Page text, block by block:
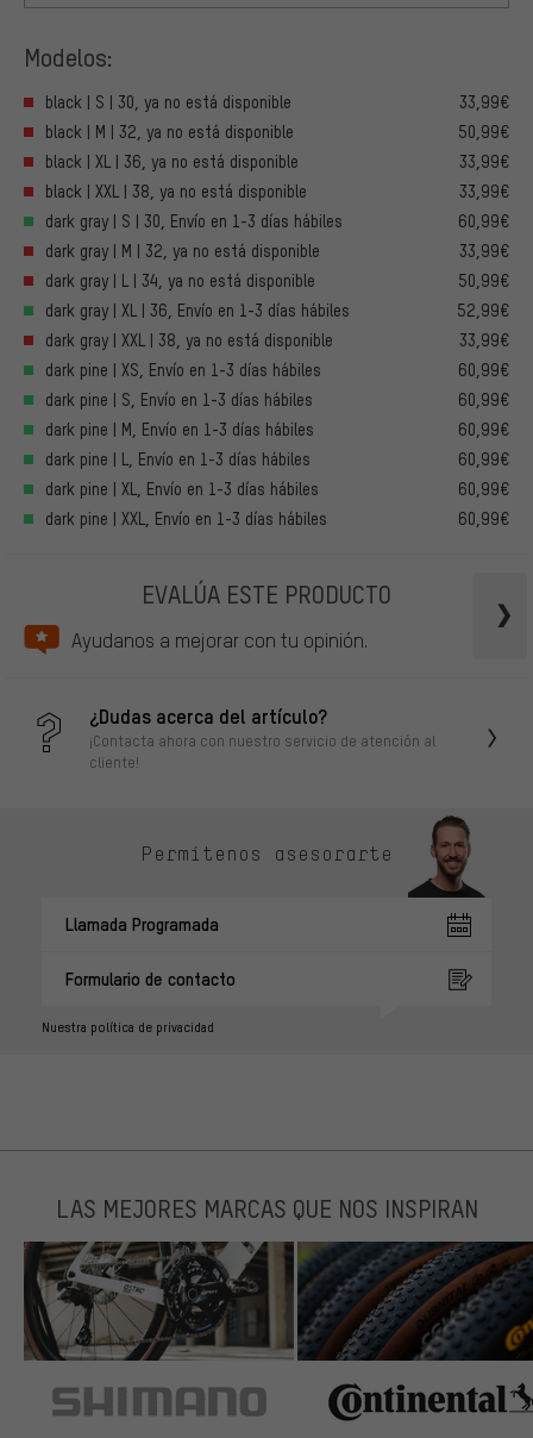
Modelos:
black | S | 30, ya no está disponible
33,99€
black | M | 32, ya no está disponible
50,99€
black | XL | 36, ya no está disponible
33,99€
black | XXL | 38, ya no está disponible
33,99€
dark gray | S | 30, Envío en 1-3 días hábiles
60,99€
dark gray | M | 32, ya no está disponible
33,99€
dark gray | L | 34, ya no está disponible
50,99€
dark gray | XL | 36, Envío en 1-3 días hábiles
52,99€
dark gray | XXL | 38, ya no está disponible
33,99€
dark pine | XS, Envío en 1-3 días hábiles
60,99€
dark pine | S, Envío en 1-3 días hábiles
60,99€
dark pine | M, Envío en 1-3 días hábiles
60,99€
dark pine | L, Envío en 1-3 días hábiles
60,99€
dark pine | XL, Envío en 1-3 días hábiles
60,99€
dark pine | XXL, Envío en 1-3 días hábiles
60,99€
EVALÚA ESTE PRODUCTO
Ayudanos a mejorar con tu opinión.
¿Dudas acerca del artículo?
¡Contacta ahora con nuestro servicio de atención al
cliente!
Permítenos asesorarte
Llamada Programada
Formulario de contacto
Nuestra política de privacidad
LAS MEJORES MARCAS QUE NOS INSPIRAN